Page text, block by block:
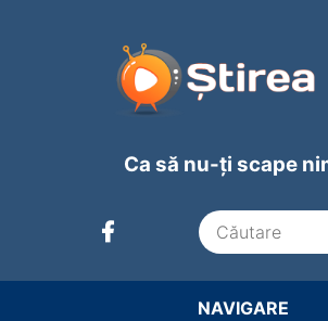
Ca să nu-ți scape
NAVIGARE